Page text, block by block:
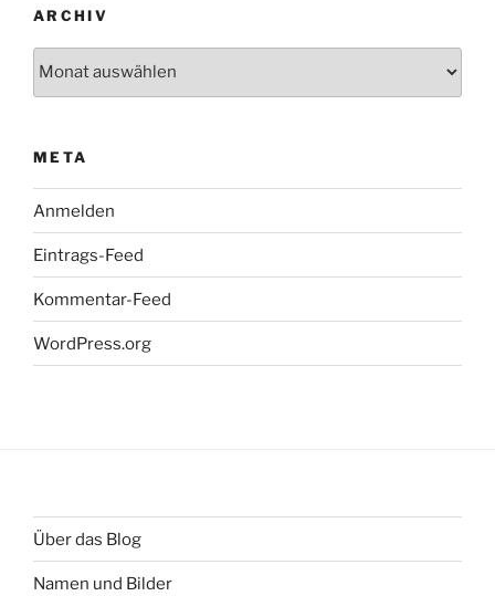
ARCHIV
META
Anmelden
Eintrags-Feed
Kommentar-Feed
WordPress.org
Über das Blog
Namen und Bilder